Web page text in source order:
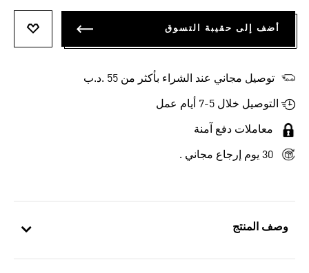
وصف المنتج
أضف إلى حقيبة التسوق
توصيل مجاني عند الشراء بأكثر من 55 .د.ب‎
التوصيل خلال 5-7 أيام عمل
معاملات دفع آمنة